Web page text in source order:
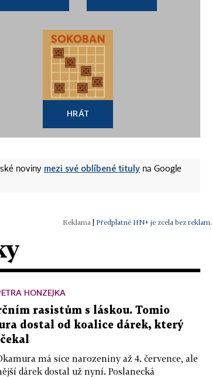
HRÁT
noviny mezi své oblíbené tituly na Google
| Předplatné HN+ je zcela bez reklam.
HONZEJKA
rasistům s láskou. Tomio
dostal od koalice dárek, který
má sice narozeniny až 4. července, ale
dárek dostal už nyní. Poslanecká